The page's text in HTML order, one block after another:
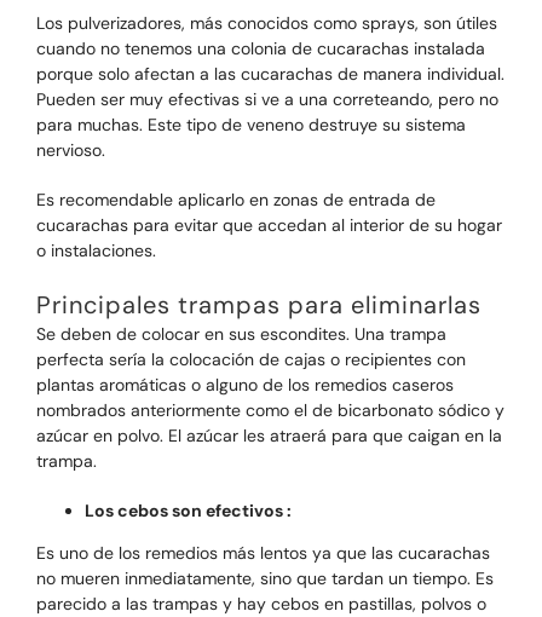
Los pulverizadores, más conocidos como sprays, son útiles
cuando no tenemos una colonia de cucarachas instalada
porque solo afectan a las cucarachas de manera individual.
Pueden ser muy efectivas si ve a una correteando, pero no
para muchas. Este tipo de veneno destruye su sistema
nervioso.
Es recomendable aplicarlo en zonas de entrada de
cucarachas para evitar que accedan al interior de su hogar
o instalaciones.
Principales trampas para eliminarlas
Se deben de colocar en sus escondites. Una trampa
perfecta sería la colocación de cajas o recipientes con
plantas aromáticas o alguno de los remedios caseros
nombrados anteriormente como el de bicarbonato sódico y
azúcar en polvo. El azúcar les atraerá para que caigan en la
trampa.
Los cebos son efectivos :
Es uno de los remedios más lentos ya que las cucarachas
no mueren inmediatamente, sino que tardan un tiempo. Es
parecido a las trampas y hay cebos en pastillas, polvos o